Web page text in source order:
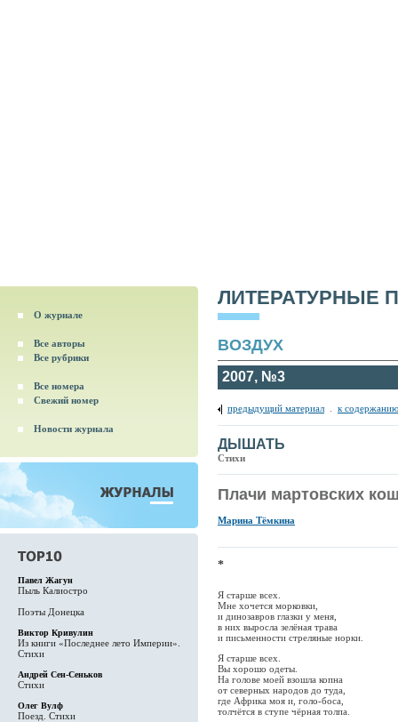
О журнале
Все авторы
Все рубрики
Все номера
Свежий номер
Новости журнала
Павел Жагун
Пыль Калиостро
Поэты Донецка
Виктор Кривулин
Из книги «Последнее лето Империи».
Стихи
Андрей Сен-Сеньков
Стихи
Олег Вулф
Поезд. Стихи
ЛИТЕРАТУРНЫЕ
ВОЗДУХ
2007, №3
предыдущий материал к
ДЫШАТЬ
Стихи
Плачи мартовских
Марина Тёмкина
*
Я старше всех.
Мне хочется морковки,
и динозавров глазки у меня,
в них выросла зелёная трава
и письменности стреляные норки.
Я старше всех.
Вы хорошо одеты.
На голове моей взошла копна
от северных народов до туда,
где Африка моя и, голо-боса,
толчётся в ступе чёрная толпа.